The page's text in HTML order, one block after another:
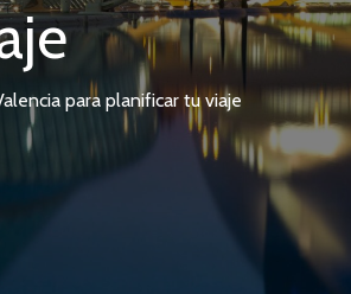
para planificar tu viaje